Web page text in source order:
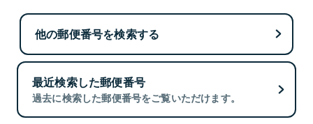
他の郵便番号を検索する
最近検索した郵便番号
過去に検索した郵便番号をご覧いただけます。